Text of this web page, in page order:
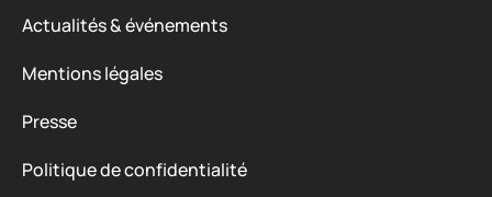
Actualités & événements
Mentions légales
Presse
Politique de confidentialité